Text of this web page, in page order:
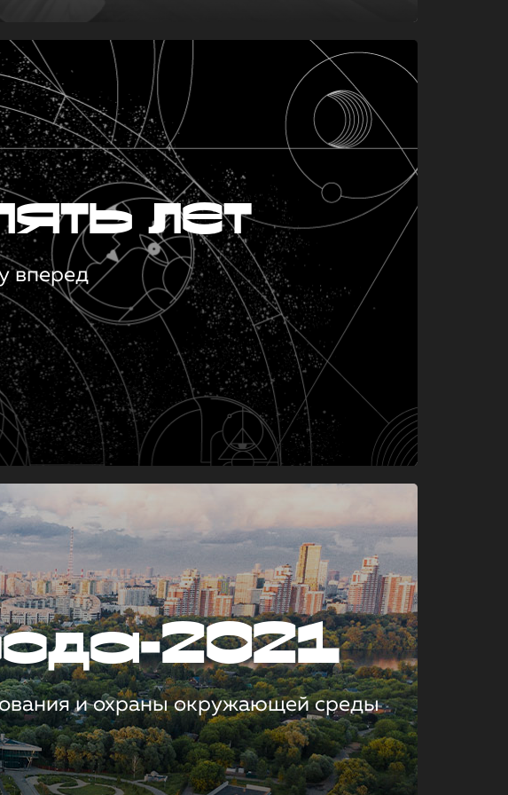
лет
вперед
2021
и охраны окружающей среды